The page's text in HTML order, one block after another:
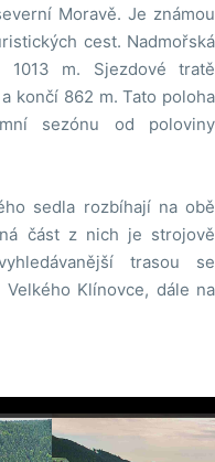
Moravě. Je známou
cest. Nadmořská
1013 m. Sjezdové tratě
končí 862 m. Tato poloha
sezónu od poloviny
sedla rozbíhají na obě
část z nich je strojově
trasou se
Klínovce, dále na